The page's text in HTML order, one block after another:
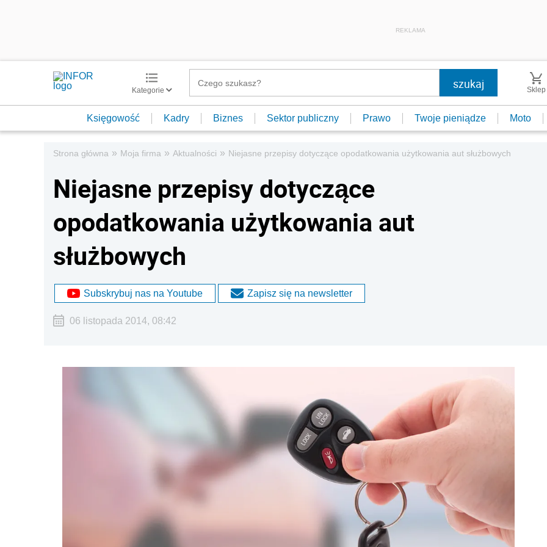
REKLAMA
Kategorie Sklep
Księgowość Kadry Biznes Sektor publiczny Prawo Twoje pieniądze Moto
Strona główna » Moja firma » Aktualności » Niejasne przepisy dotyczące opodatkowania użytkowania aut służbowych
Niejasne przepisy dotyczące
opodatkowania użytkowania aut
służbowych
Subskrybuj nas na Youtube Zapisz się na newsletter
06 listopada 2014, 08:42